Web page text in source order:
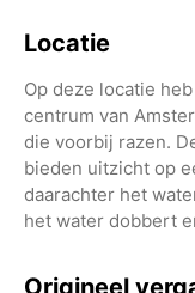
Locatie
Op deze locatie
centrum van
die voorbij razen.
bieden uitzicht op
daarachter het
het water dobbert
Origineel